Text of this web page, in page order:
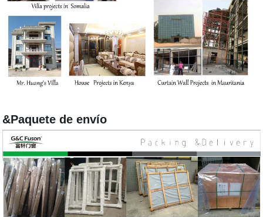
&Paquete de envío